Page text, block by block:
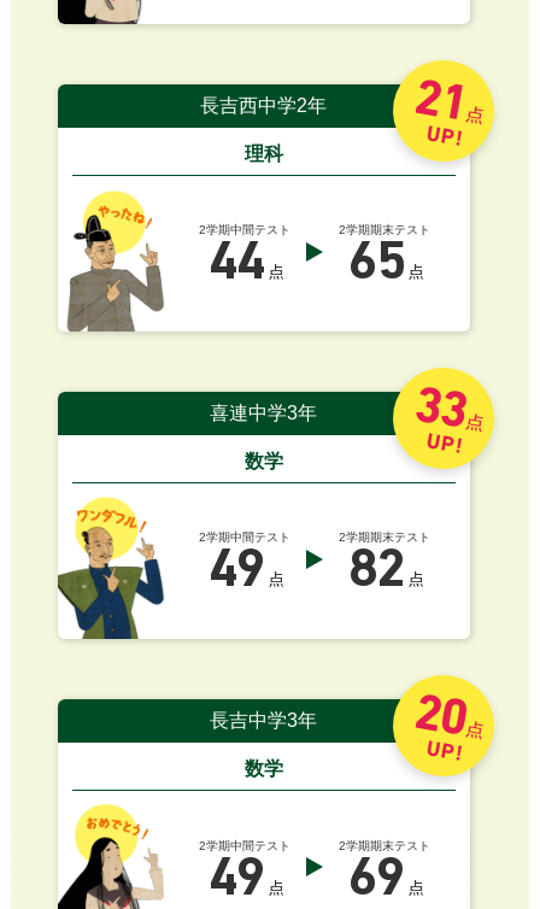
長吉西中学2年
理科
2学期中間テスト
44 点
2学期期末テスト
65 点
21点
UP!
喜連中学3年
数学
2学期中間テスト
49 点
2学期期末テスト
82 点
33点
UP!
長吉中学3年
数学
2学期中間テスト
49 点
2学期期末テスト
69 点
20点
UP!